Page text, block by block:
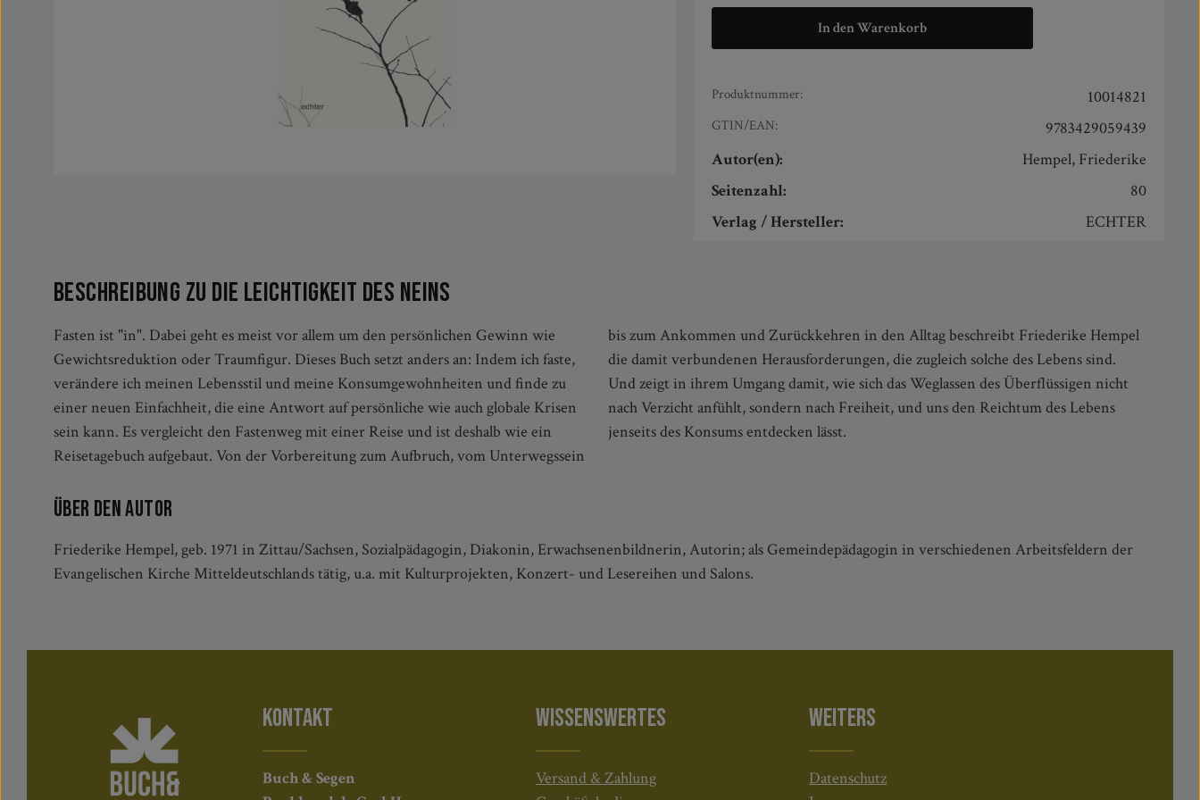
In den Warenkorb
Produktnummer: 10014821
GTIN/EAN:
9783429059439
Autor(en):
Hempel, Friederike
Seitenzahl:
80
Verlag / Hersteller:
ECHTER
Beschreibung zu Die Leichtigkeit des Neins
Fasten ist "in". Dabei geht es meist vor allem um den persönlichen Gewinn wie
Gewichtsreduktion oder Traumfigur. Dieses Buch setzt anders an: Indem ich faste,
verändere ich meinen Lebensstil und meine Konsumgewohnheiten und finde zu
einer neuen Einfachheit, die eine Antwort auf persönliche wie auch globale Krisen
sein kann. Es vergleicht den Fastenweg mit einer Reise und ist deshalb wie ein
Reisetagebuch aufgebaut. Von der Vorbereitung zum Aufbruch, vom Unterwegssein
bis zum Ankommen und Zurückkehren in den Alltag beschreibt Friederike Hempel
die damit verbundenen Herausforderungen, die zugleich solche des Lebens sind.
Und zeigt in ihrem Umgang damit, wie sich das Weglassen des Überflüssigen nicht
nach Verzicht anfühlt, sondern nach Freiheit, und uns den Reichtum des Lebens
jenseits des Konsums entdecken lässt.
Über den Autor
Friederike Hempel, geb. 1971 in Zittau/Sachsen, Sozialpädagogin, Diakonin, Erwachsenenbildnerin, Autorin; als Gemeindepädagogin in verschiedenen Arbeitsfeldern der
Evangelischen Kirche Mitteldeutschlands tätig, u.a. mit Kulturprojekten, Konzert- und Lesereihen und Salons.
KONTAKT
Buch & Segen
WISSENSWERTES
Versand & Zahlung
WEITERS
Datenschutz